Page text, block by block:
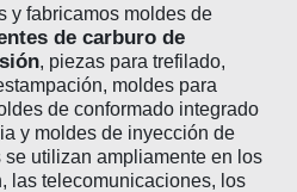
y fabricamos moldes de
de carburo de
, piezas para trefilado,
moldes para
de conformado integrado
y moldes de inyección de
utilizan ampliamente en los
las telecomunicaciones, los